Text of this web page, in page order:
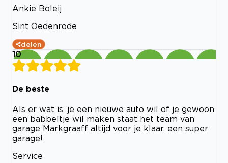
Ankie Boleij
Sint Oedenrode
delen
10
De beste
Als er wat is, je een nieuwe auto wil of je gewoon
een babbeltje wil maken staat het team van
garage Markgraaff altijd voor je klaar, een super
garage!
Service